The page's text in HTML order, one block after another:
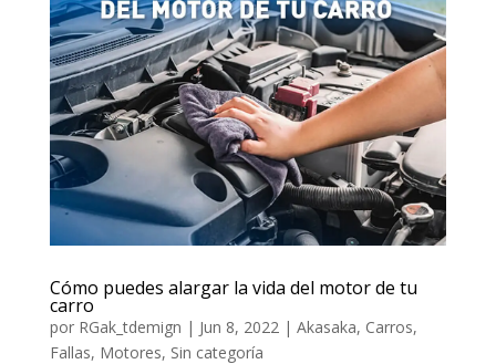
Cómo puedes alargar la vida del motor de tu
carro
por RGak_tdemign | Jun 8, 2022 | Akasaka, Carros,
Fallas, Motores, Sin categoría